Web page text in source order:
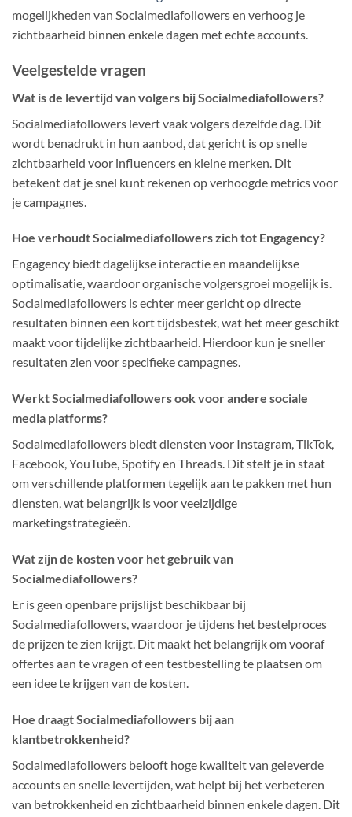
mogelijkheden van Socialmediafollowers en verhoog je
zichtbaarheid binnen enkele dagen met echte accounts.
Veelgestelde vragen
Wat is de levertijd van volgers bij Socialmediafollowers?
Socialmediafollowers levert vaak volgers dezelfde dag. Dit
wordt benadrukt in hun aanbod, dat gericht is op snelle
zichtbaarheid voor influencers en kleine merken. Dit
betekent dat je snel kunt rekenen op verhoogde metrics voor
je campagnes.
Hoe verhoudt Socialmediafollowers zich tot Engagency?
Engagency biedt dagelijkse interactie en maandelijkse
optimalisatie, waardoor organische volgersgroei mogelijk is.
Socialmediafollowers is echter meer gericht op directe
resultaten binnen een kort tijdsbestek, wat het meer geschikt
maakt voor tijdelijke zichtbaarheid. Hierdoor kun je sneller
resultaten zien voor specifieke campagnes.
Werkt Socialmediafollowers ook voor andere sociale
media platforms?
Socialmediafollowers biedt diensten voor Instagram, TikTok,
Facebook, YouTube, Spotify en Threads. Dit stelt je in staat
om verschillende platformen tegelijk aan te pakken met hun
diensten, wat belangrijk is voor veelzijdige
marketingstrategieën.
Wat zijn de kosten voor het gebruik van
Socialmediafollowers?
Er is geen openbare prijslijst beschikbaar bij
Socialmediafollowers, waardoor je tijdens het bestelproces
de prijzen te zien krijgt. Dit maakt het belangrijk om vooraf
offertes aan te vragen of een testbestelling te plaatsen om
een idee te krijgen van de kosten.
Hoe draagt Socialmediafollowers bij aan
klantbetrokkenheid?
Socialmediafollowers belooft hoge kwaliteit van geleverde
accounts en snelle levertijden, wat helpt bij het verbeteren
van betrokkenheid en zichtbaarheid binnen enkele dagen. Dit